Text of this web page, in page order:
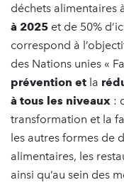
déchets alimentaires
à 2025 et de 50%
correspond à
des Nations unies «
prévention et la
à tous les niveaux :
transformation et la
les autres formes de
alimentaires, les
ainsi qu’au sein des